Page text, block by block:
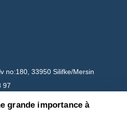
no:180, 33950 Silifke/Mersin
97
grande importance à